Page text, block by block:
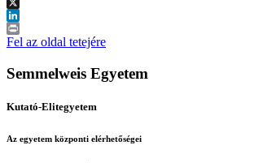
X
LinkedIn
Print
Fel az oldal tetejére
Semmelweis Egyetem
Kutató-Elitegyetem
Az egyetem központi elérhetőségei